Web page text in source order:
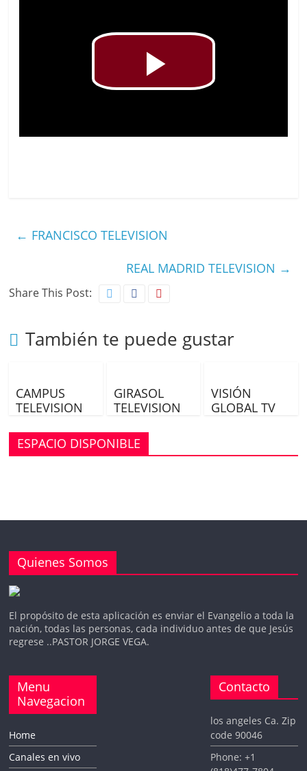
P
l
y
V
i
← FRANCISCO TELEVISION
REAL MADRID TELEVISION →
Share This Post:
También te puede gustar
CAMPUS
TELEVISION
GIRASOL
TELEVISION
VISIÓN
GLOBAL TV
ESPACIO DISPONIBLE
Quienes Somos
El propósito de esta aplicación es enviar el Evangelio a toda la
nación, todas las personas, cada individuo antes de que Jesús
regrese ..PASTOR JORGE VEGA.
Menu
Navegacion
Home
Canales en vivo
Contacto
los angeles Ca. Zip
code 90046
Phone: +1